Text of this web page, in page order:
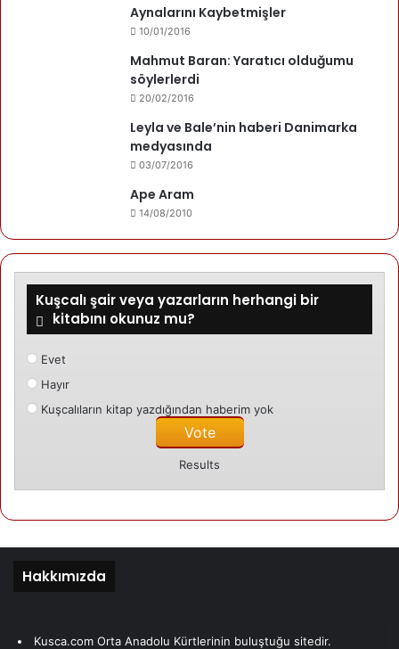
Kimden sorarız,boğazınıza yapışmış
Yazıldın doksan günlük,masun bedeninle
Günahkarların,günah hanesine.
Melekler Karşılar,seni Cennetin Kapısında.
Utanç duyarlar,bu kardeşliğin kavgasından…
Son yazıları Yazarın yazıları
Recep Arabacı
Recep Arabacı
Aynalarını Kaybetmişler
10/01/2016
Mahmut Baran: Yaratıcı olduğumu
söylerlerdi
20/02/2016
Leyla ve Bale’nin haberi Danimarka
medyasında
03/07/2016
Ape Aram
14/08/2010
Kuşcalı şair veya yazarların herhangi bir
kitabını okunuz mu?
Evet
Hayır
Kuşcalıların kitap yazdığından haberim yok
Results
Hakkımızda
Kusca.com Orta Anadolu Kürtlerinin buluştuğu sitedir.